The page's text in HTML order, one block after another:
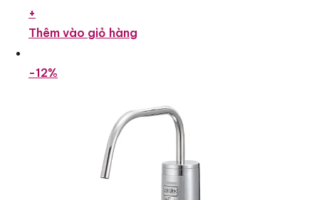
+
Thêm vào giỏ hàng
-12%